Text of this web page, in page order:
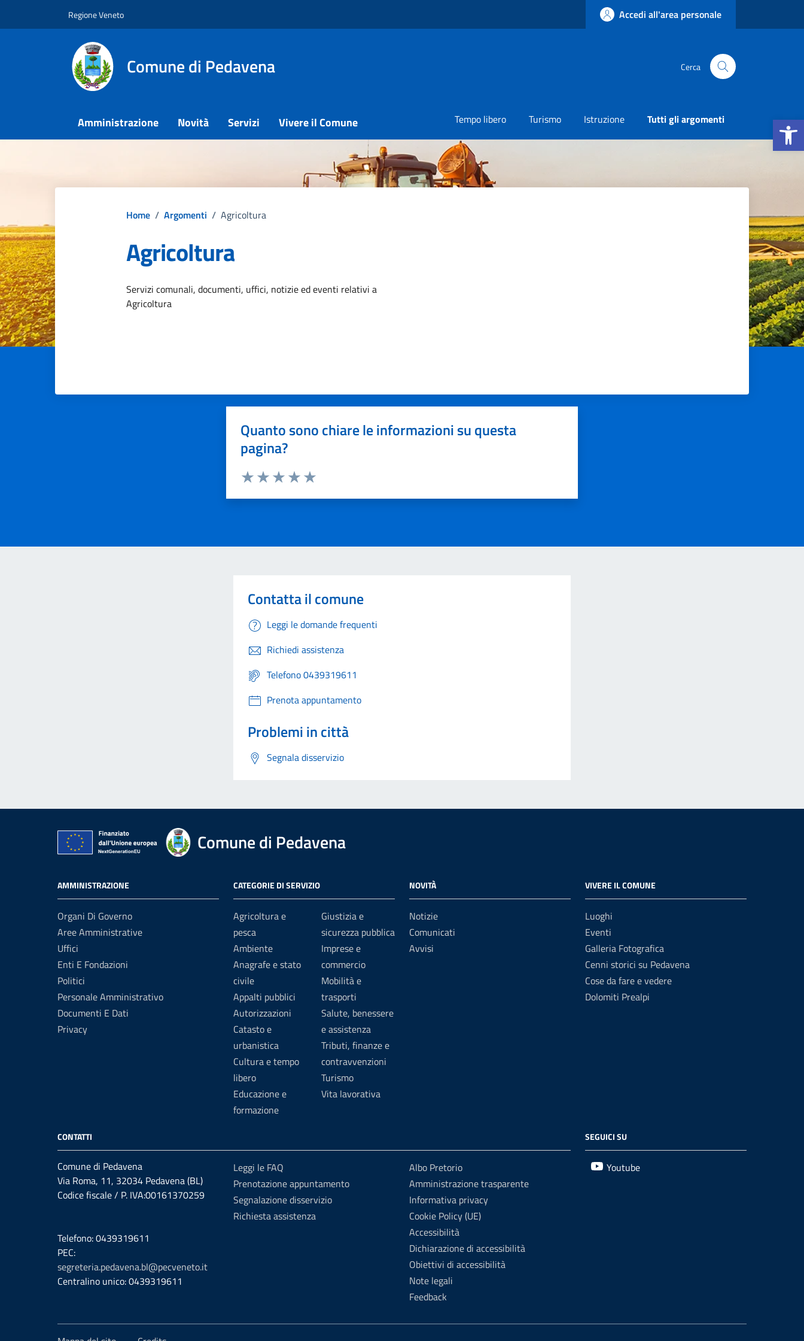
Regione Veneto Accedi all'area personale
Comune di Pedavena Cerca
Amministrazione Novità Servizi Vivere il Comune Tempo libero Turismo Istruzione Tutti gli argomenti
Home / Argomenti / Agricoltura
Agricoltura
Dettagli dell'argomento
Servizi comunali, documenti, uffici, notizie ed eventi relativi a
Agricoltura
Quanto sono chiare le informazioni su questa
pagina?
Contatta il comune
Leggi le domande frequenti
Richiedi assistenza
Telefono 0439319611
Prenota appuntamento
Problemi in città
Segnala disservizio
Comune di Pedavena
AMMINISTRAZIONE
Organi Di Governo
Aree Amministrative
Uffici
Enti E Fondazioni
Politici
Personale Amministrativo
Documenti E Dati
Privacy
CATEGORIE DI SERVIZIO
Agricoltura e
pesca
Ambiente
Anagrafe e stato
civile
Appalti pubblici
Autorizzazioni
Catasto e
urbanistica
Cultura e tempo
libero
Educazione e
formazione
Giustizia e
sicurezza pubblica
Imprese e
commercio
Mobilità e
trasporti
Salute, benessere
e assistenza
Tributi, finanze e
contravvenzioni
Turismo
Vita lavorativa
NOVITÀ
Notizie
Comunicati
Avvisi
VIVERE IL COMUNE
Luoghi
Eventi
Galleria Fotografica
Cenni storici su Pedavena
Cose da fare e vedere
Dolomiti Prealpi
CONTATTI
Comune di Pedavena
Via Roma, 11, 32034 Pedavena (BL)
Codice fiscale / P. IVA:00161370259
Telefono: 0439319611
PEC:
segreteria.pedavena.bl@pecveneto.it
Centralino unico: 0439319611
Leggi le FAQ
Prenotazione appuntamento
Segnalazione disservizio
Richiesta assistenza
Albo Pretorio
Amministrazione trasparente
Informativa privacy
Cookie Policy (UE)
Accessibilità
Dichiarazione di accessibilità
Obiettivi di accessibilità
Note legali
Feedback
SEGUICI SU
Youtube
Apri la